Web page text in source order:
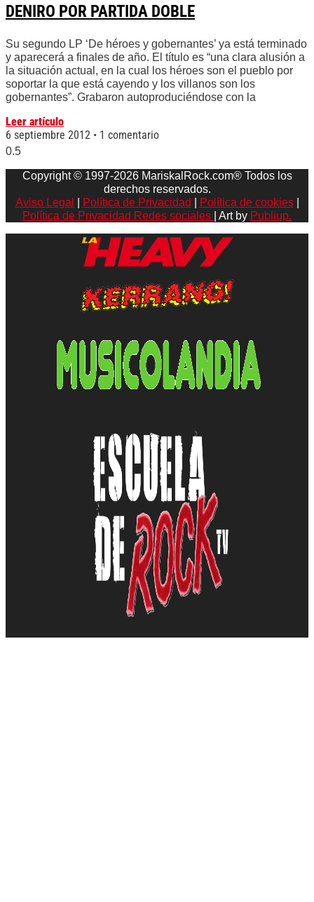
DENIRO POR PARTIDA DOBLE
Su segundo LP ‘De héroes y gobernantes’ ya está terminado
y aparecerá a finales de año. El título es “una clara alusión a
la situación actual, en la cual los héroes son el pueblo por
soportar la que está cayendo y los villanos son los
gobernantes”. Grabaron autoproduciéndose con la
Leer artículo
6 septiembre 2012
1 comentario
Copyright © 1997-2026 MariskalRock.com® Todos los
derechos reservados.
Aviso Legal
Política de Privacidad Política de cookies|
Política de Privacidad Redes sociales
| Art by Publiup.